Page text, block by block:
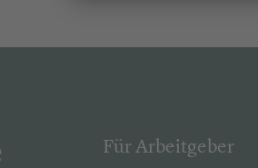
Für Arbeitgeber